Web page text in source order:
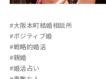
#大阪本町結婚相談所
#ポジティブ婚
#戦略的婚活
#親婚
#婚活占い